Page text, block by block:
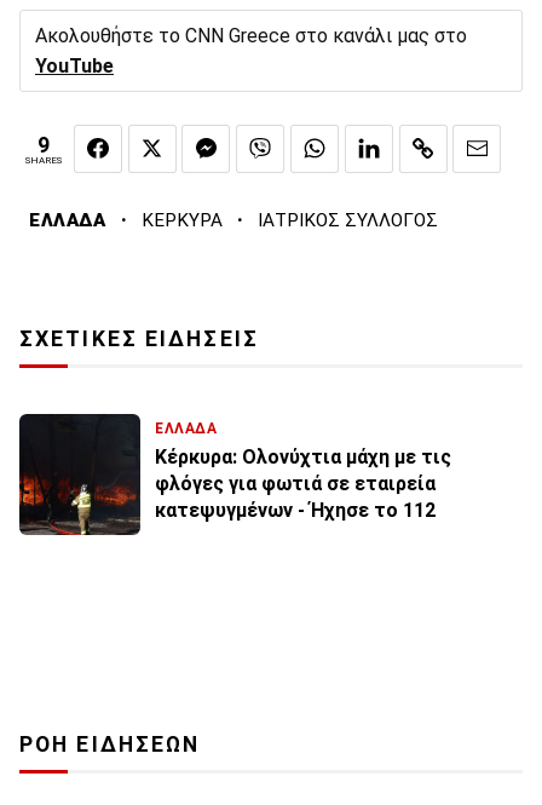
Ακολουθήστε το CNN Greece στο κανάλι μας στο
YouTube
9
SHARES
ΕΛΛΑΔΑ · ΚΕΡΚΥΡΑ · ΙΑΤΡΙΚΟΣ ΣΥΛΛΟΓΟΣ
ΣΧΕΤΙΚΕΣ ΕΙΔΗΣΕΙΣ
ΕΛΛΑΔΑ
Κέρκυρα: Ολονύχτια μάχη με τις
φλόγες για φωτιά σε εταιρεία
κατεψυγμένων - Ήχησε το 112
ΡΟΗ ΕΙΔΗΣΕΩΝ